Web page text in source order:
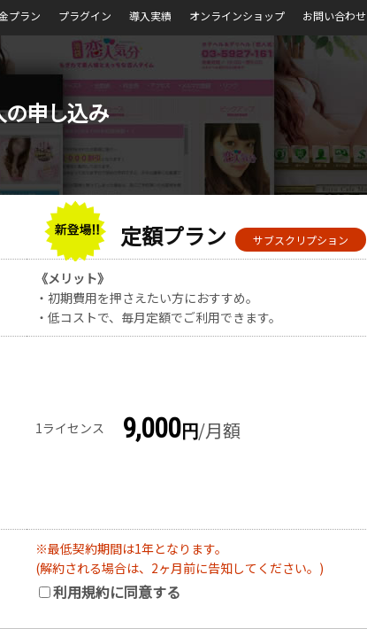
プラン プラグイン 導入実績 オンラインショップ お問い合わせ
申し込み
定額プラン サブスクリプション
《メリット》
・初期費用を押さえたい方におすすめ。
・低コストで、毎月定額でご利用できます。
1ライセンス 9,000円/月額
※最低契約期間は1年となります。
(解約される場合は、2ヶ月前に告知してください。)
利用規約に同意する